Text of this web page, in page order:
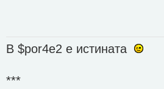
В $por4e2 e истината
***